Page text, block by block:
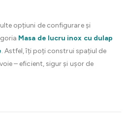
opțiuni de configurare și
Masa de lucru inox cu dulap
. Astfel, îți poți construi spațiul de
– eficient, sigur și ușor de